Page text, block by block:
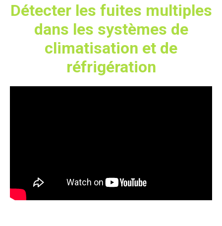
Détecter les fuites multiples
dans les systèmes de
climatisation et de
réfrigération